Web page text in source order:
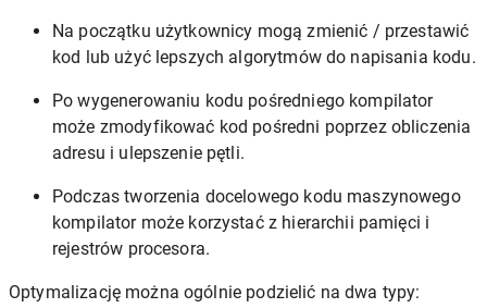
Na początku użytkownicy mogą zmienić / przestawić
kod lub użyć lepszych algorytmów do napisania kodu.
Po wygenerowaniu kodu pośredniego kompilator
może zmodyfikować kod pośredni poprzez obliczenia
adresu i ulepszenie pętli.
Podczas tworzenia docelowego kodu maszynowego
kompilator może korzystać z hierarchii pamięci i
rejestrów procesora.
Optymalizację można ogólnie podzielić na dwa typy: